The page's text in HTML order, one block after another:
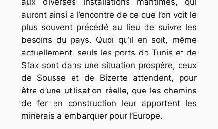
aux diverses installations maritimes, qui
auront ainsi a l’encontre de ce que l’on voit le
plus souvent précédé au lieu de suivre les
besoins du pays. Quoi qu’il en soit, même
actuellement, seuls les ports do Tunis et de
Sfax sont dans une situation prospère, ceux
de Sousse et de Bizerte attendent, pour
être d’une utilisation réelle, que les chemins
de fer en construction leur apportent les
minerais a embarquer pour l’Europe.